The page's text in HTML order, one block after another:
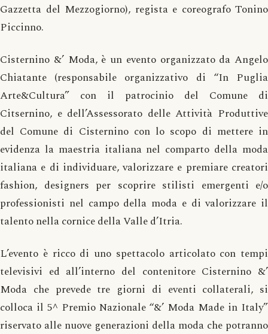
Gazzetta del Mezzogiorno), regista e coreografo Tonino
Piccinno.
Cisternino &’ Moda, è un evento organizzato da Angelo
Chiatante (responsabile organizzativo di “In Puglia
Arte&Cultura” con il patrocinio del Comune di
Citsernino, e dell’Assessorato delle Attività Produttive
del Comune di Cisternino con lo scopo di mettere in
evidenza la maestria italiana nel comparto della moda
italiana e di individuare, valorizzare e premiare creatori
fashion, designers per scoprire stilisti emergenti e/o
professionisti nel campo della moda e di valorizzare il
talento nella cornice della Valle d’Itria.
L’evento è ricco di uno spettacolo articolato con tempi
televisivi ed all’interno del contenitore Cisternino &’
Moda che prevede tre giorni di eventi collaterali, si
colloca il 5^ Premio Nazionale “&’ Moda Made in Italy”
riservato alle nuove generazioni della moda che potranno